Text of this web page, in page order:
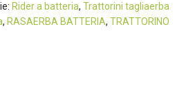
Rider a batteria, Trattorini tagliaerba
, RASAERBA BATTERIA, TRATTORINO